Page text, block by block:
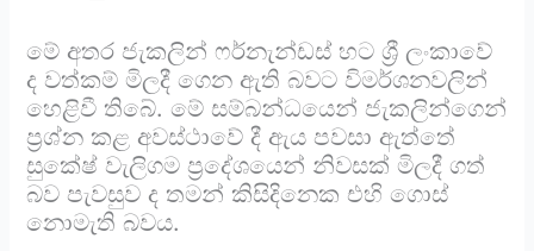
මේ අතර ජැකලින් ෆර්නැන්ඩස් හට ශ්‍රී ලංකාවේ
ද වත්කම් මිලදී ගෙන ඇති බවට විමර්ශනවලින්
හෙළිවී තිබේ. මේ සම්බන්ධයෙන් ජැකලින්ගෙන්
ප්‍රශ්න කළ අවස්ථාවේ දී ඇය පවසා ඇත්තේ
සුකේෂ් වැලිගම ප්‍රදේශයෙන් නිවසක් මිලදී ගත්
බව පැවසුව ද තමන් කිසිදිනෙක එහි ගොස්
නොමැති බවය.